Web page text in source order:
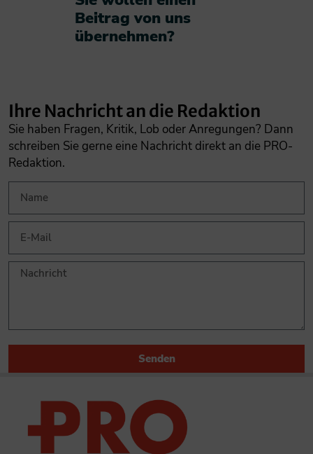
Beitrag von uns
übernehmen?​
Ihre Nachricht an die Redaktion
Sie haben Fragen, Kritik, Lob oder Anregungen? Dann
schreiben Sie gerne eine Nachricht direkt an die PRO-
Redaktion.
Senden